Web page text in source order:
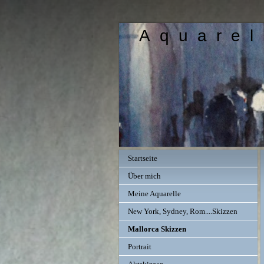
A q u a r e l
Startseite
Über mich
Meine Aquarelle
New York, Sydney, Rom....Skizzen
Mallorca Skizzen
Portrait